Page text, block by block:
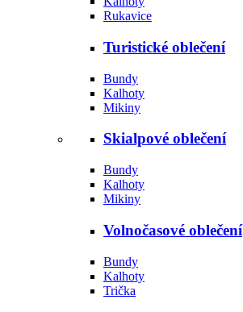
Rukavice
Turistické oblečení
Bundy
Kalhoty
Mikiny
Skialpové oblečení
Bundy
Kalhoty
Mikiny
Volnočasové oblečení
Bundy
Kalhoty
Trička